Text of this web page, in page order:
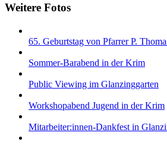
Weitere Fotos
65. Geburtstag von Pfarrer P.
Sommer-Barabend in der Krim
Public Viewing im Glanzinggarten
Workshopabend Jugend in der Krim
Mitarbeiter:innen-Dankfest in